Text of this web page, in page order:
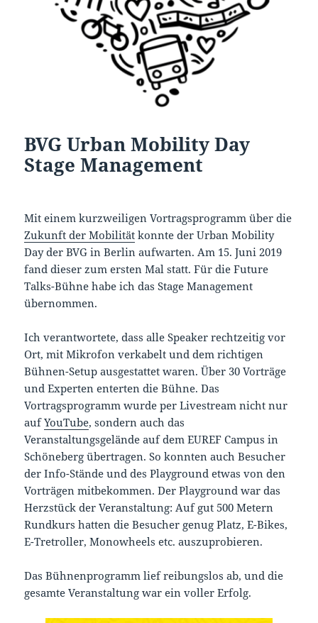
BVG Urban Mobility Day
Stage Management
Mit einem kurzweiligen Vortragsprogramm über die
Zukunft der Mobilität konnte der Urban Mobility
Day der BVG in Berlin aufwarten. Am 15. Juni 2019
fand dieser zum ersten Mal statt. Für die Future
Talks-Bühne habe ich das Stage Management
übernommen.
Ich verantwortete, dass alle Speaker rechtzeitig vor
Ort, mit Mikrofon verkabelt und dem richtigen
Bühnen-Setup ausgestattet waren. Über 30 Vorträge
und Experten enterten die Bühne. Das
Vortragsprogramm wurde per Livestream nicht nur
aufYouTube, sondern auch das
Veranstaltungsgelände auf dem EUREF Campus in
Schöneberg übertragen. So konnten auch Besucher
der Info-Stände und des Playground etwas von den
Vorträgen mitbekommen. Der Playground war das
Herzstück der Veranstaltung: Auf gut 500 Metern
Rundkurs hatten die Besucher genug Platz, E-Bikes,
E-Tretroller, Monowheels etc. auszuprobieren.
Das Bühnenprogramm lief reibungslos ab, und die
gesamte Veranstaltung war ein voller Erfolg.